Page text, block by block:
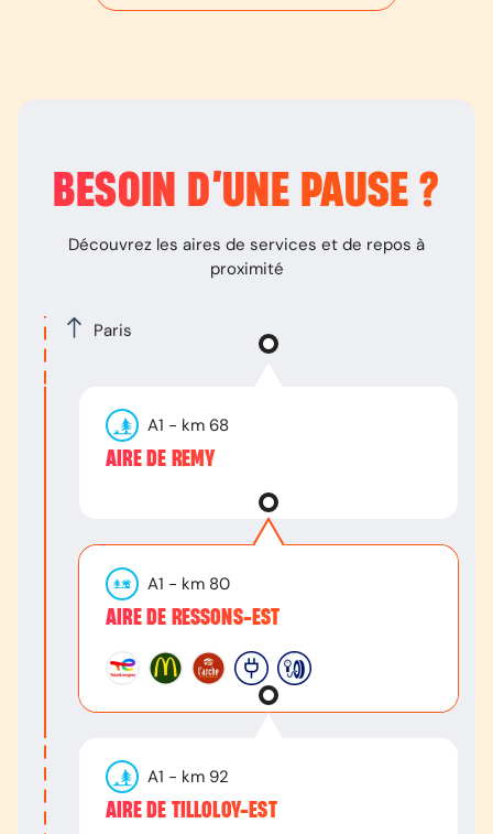
BESOIN D’UNE PAUSE ?
Découvrez les aires de services et de repos à
proximité
Paris
A1 - km 68
AIRE DE REMY
A1 - km 80
AIRE DE RESSONS-EST
A1 - km 92
AIRE DE TILLOLOY-EST